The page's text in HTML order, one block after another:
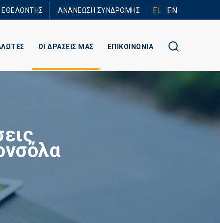
ΕΘΕΛΟΝΤΗΣ ΑΝΑΝΕΩΣΗ ΣΥΝΔΡΟΜΗΣ EL EN
ΟΙ ΔΡΑΣΕΙΣ ΜΑΣ ΕΠΙΚΟΙΝΩΝΙΑ